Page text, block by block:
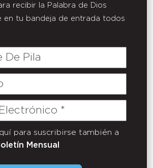
recibir la Palabra de Dios
en tu bandeja de entrada todos
para suscribirse también a
Mensual